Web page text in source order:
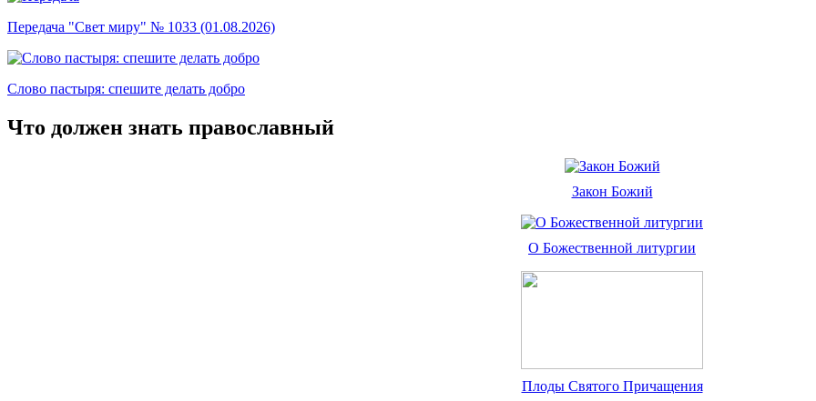
Передача "Свет миру" № 1033 (01.08.2026)
Слово пастыря: спешите делать добро
Что должен знать православный
Закон Божий
О Божественной литургии
Плоды Святого Причащения